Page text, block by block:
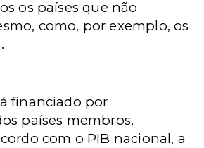
os países que não
como, por exemplo, os
financiado por
países membros,
com o PIB nacional, a